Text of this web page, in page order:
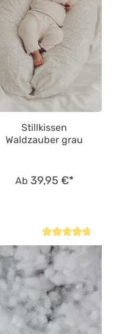
Stillkissen
Waldzauber grau
Ab 39,95 €*
von 4.8 von 5 Sternen
Durchschnittliche